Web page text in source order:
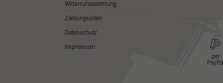
Widerrufsbelehrung
Zahlungsarten
Datenschutz
Impressum
per
PayPal